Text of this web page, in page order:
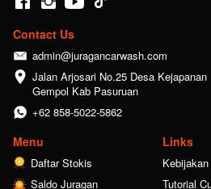
Contact Us
admin@juragancarwash.com
Jalan Arjosari No.25 Desa Kejapanan
Gempol Kab Pasuruan
+62 858-5022-5862
Menu
Daftar Stokis
Saldo Juragan
Links
Tutorial